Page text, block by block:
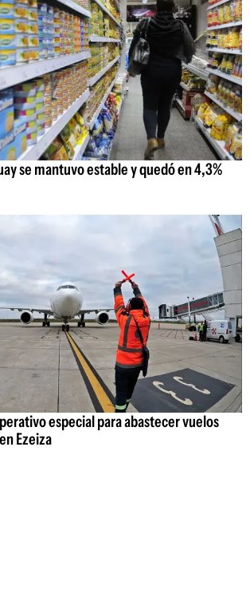
se mantuvo estable y quedó en 4,3%
especial para abastecer vuelos
Ezeiza